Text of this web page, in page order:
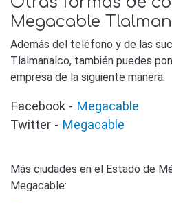
Megacable
Además del teléfono y de las
Tlalmanalco, también puedes
empresa de la siguiente manera:
Facebook - Megacable
Twitter - Megacable
Más ciudades en el Estado de
Megacable: